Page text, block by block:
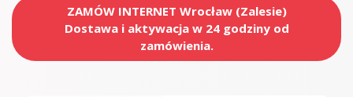
ZAMÓW INTERNET Wrocław (Zalesie)
Dostawa i aktywacja w 24 godziny od
zamówienia.